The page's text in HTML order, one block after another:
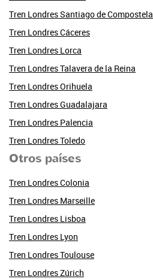
Tren Londres Santiago de Compostela
Tren Londres Cáceres
Tren Londres Lorca
Tren Londres Talavera de la Reina
Tren Londres Orihuela
Tren Londres Guadalajara
Tren Londres Palencia
Tren Londres Toledo
Otros países
Tren Londres Colonia
Tren Londres Marseille
Tren Londres Lisboa
Tren Londres Lyon
Tren Londres Toulouse
Tren Londres Zúrich